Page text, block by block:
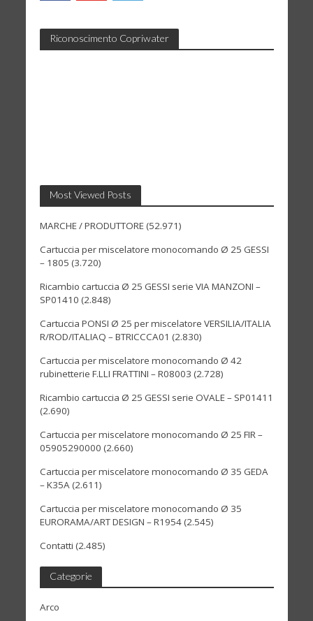
Riconoscimento Copriwater
Most Viewed Posts
MARCHE / PRODUTTORE(52.971)
Cartuccia per miscelatore monocomando Ø 25 GESSI
– 1805 (3.720)
Ricambio cartuccia Ø 25 GESSI serie VIA MANZONI –
SP01410 (2.848)
Cartuccia PONSI Ø 25 per miscelatore VERSILIA/ITALIA
R/ROD/ITALIAQ – BTRICCCA01 (2.830)
Cartuccia per miscelatore monocomando Ø 42
rubinetterie F.LLI FRATTINI – R08003 (2.728)
Ricambio cartuccia Ø 25 GESSI serie OVALE – SP01411
(2.690)
Cartuccia per miscelatore monocomando Ø 25 FIR –
05905290000 (2.660)
Cartuccia per miscelatore monocomando Ø 35 GEDA
– K35A(2.611)
Cartuccia per miscelatore monocomando Ø 35
EURORAMA/ART DESIGN – R1954(2.545)
Contatti (2.485)
Categorie
Arco